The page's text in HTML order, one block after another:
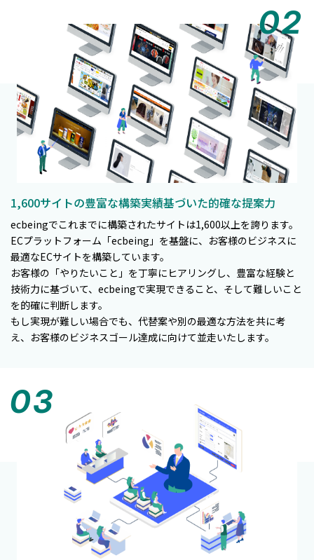
1,600サイトの豊富な構築実績基づいた的確な提案力
ecbeingでこれまでに構築されたサイトは1,600以上を誇ります。
ECプラットフォーム「ecbeing」を基盤に、お客様のビジネスに
最適なECサイトを構築しています。
お客様の「やりたいこと」を丁寧にヒアリングし、豊富な経験と
技術力に基づいて、ecbeingで実現できること、そして難しいこと
を的確に判断します。
もし実現が難しい場合でも、代替案や別の最適な方法を共に考
え、お客様のビジネスゴール達成に向けて並走いたします。